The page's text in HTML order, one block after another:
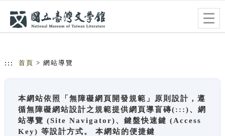
::: 首頁 > 網站導覽
本網站依照「無障礙網頁開發規範」原則設計，遵
循無障礙網站設計之規範提供網頁導盲磚(:::)、網
站導覽 (Site Navigator)、鍵盤快速鍵 (Access
Key) 等設計方式。 本網站的便捷鍵